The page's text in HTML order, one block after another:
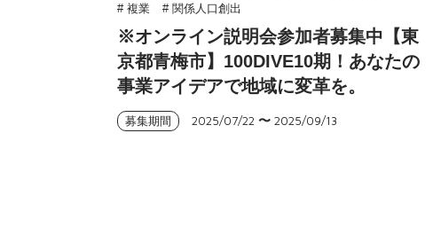
# 複業
# 関係人口創出
※オンライン説明会参加者募集中【東
京都青梅市】100DIVE10期！あなたの
事業アイデアで地域に変革を。
募集期間 2025/07/22 〜 2025/09/13